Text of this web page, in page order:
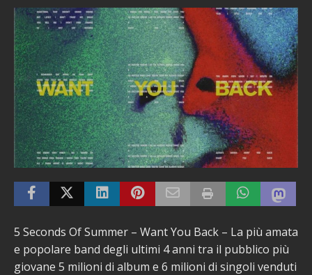
5 Seconds Of Summer – Want You Back – La più amata
e popolare band degli ultimi 4 anni tra il pubblico più
giovane 5 milioni di album e 6 milioni di singoli venduti